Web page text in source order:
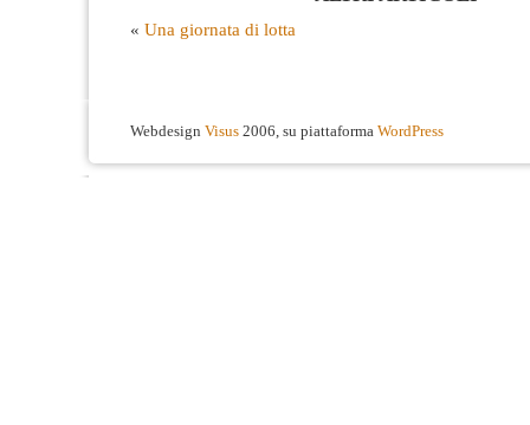
« Una giornata di lotta
Webdesign Visus 2006, su piattaforma WordPress